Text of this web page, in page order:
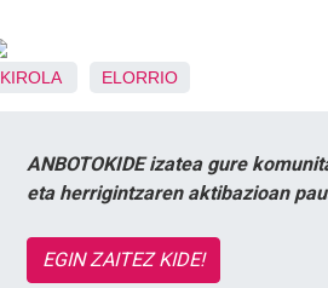
KIROLA ELORRIO
ANBOTOKIDE izatea gure
eta herrigintzaren aktibazioan
EGIN ZAITEZ KIDE!